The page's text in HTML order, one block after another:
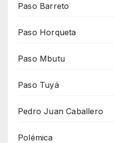
Paso Barreto
Paso Horqueta
Paso Mbutu
Paso Tuyá
Pedro Juan Caballero
Polémica